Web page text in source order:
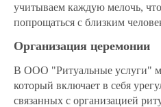
учитываем каждую мелочь,
попрощаться с близким
Организация церемонии
В ООО "Ритуальные услуги"
который включает в себя
связанных с организацией